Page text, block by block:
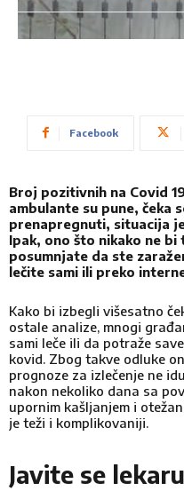
Facebook
Broj pozitivnih na Covid
ambulante su pune, čeka
prenapregnuti, situacija
Ipak, ono što nikako ne
posumnjate da ste
lečite sami ili preko
Kako bi izbegli višesatno
ostale analize, mnogi
sami leče ili da potraže
kovid. Zbog takve odluke
prognoze za izlečenje ne
nakon nekoliko dana sa
upornim kašljanjem i
je teži i komplikovaniji.
Javite se